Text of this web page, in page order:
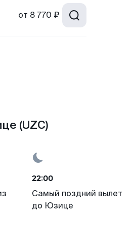
от 8 770 ₽
(UZC)
22:00
Самый поздний вылет
до Юзице